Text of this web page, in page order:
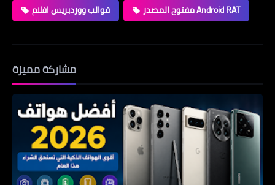
قوالب ووردبريس افلام
مفتوح المصدر Android RAT
مشاركة مميزة